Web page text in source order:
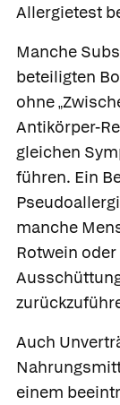
Allergietest
Manche
beteiligten
ohne „
Antikörper-
gleichen
führen. Ein
manche
Rotwein
Auch
einem